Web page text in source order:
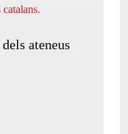
ateneus